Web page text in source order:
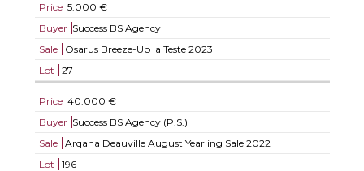
Price 5.000 €
Buyer Success BS Agency
Sale
Osarus Breeze-Up la Teste 2023
Lot
27
Price 40.000 €
Buyer Success BS Agency (P.S.)
Sale
Arqana Deauville August Yearling Sale 2022
Lot
196